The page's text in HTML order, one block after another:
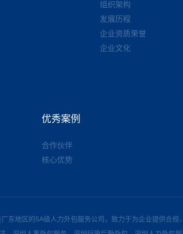
组织架构
发展历程
企业资质荣誉
企业文化
优秀案例
合作伙伴
核心优势
东地区的5A级人力外包服务公司，致力于为企业提供合